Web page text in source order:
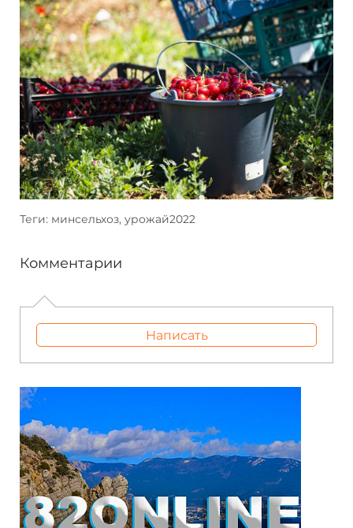
Теги: минсельхоз, урожай2022
Комментарии
Написать